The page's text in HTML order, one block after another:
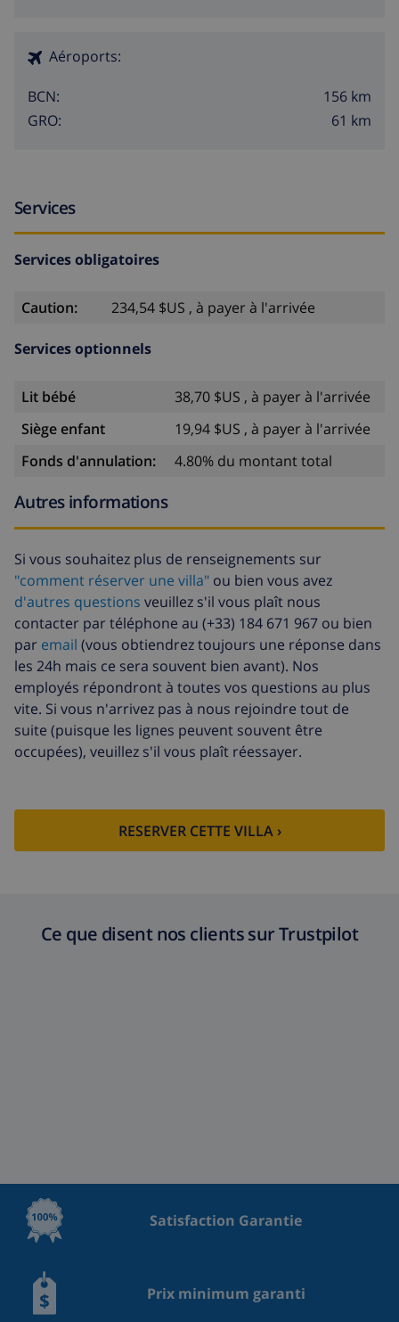
Aéroports:
BCN:
156 km
GRO:
61 km
Services
Services obligatoires
Caution: 234,54 $US , à payer à l'arrivée
Services optionnels
Lit bébé
38,70 $US , à payer à l'arrivée
Siège enfant
19,94 $US , à payer à l'arrivée
Fonds d'annulation:
4.80% du montant total
Autres informations
Si vous souhaitez plus de renseignements sur
"comment réserver une villa" ou bien vous avez
d'autres questions veuillez s'il vous plaît nous
contacter par téléphone au (+33) 184 671 967 ou bien
par email (vous obtiendrez toujours une réponse dans
les 24h mais ce sera souvent bien avant). Nos
employés répondront à toutes vos questions au plus
vite. Si vous n'arrivez pas à nous rejoindre tout de
suite (puisque les lignes peuvent souvent être
occupées), veuillez s'il vous plaît réessayer.
RESERVER CETTE VILLA ›
Ce que disent nos clients sur Trustpilot
Satisfaction Garantie
Prix minimum garanti